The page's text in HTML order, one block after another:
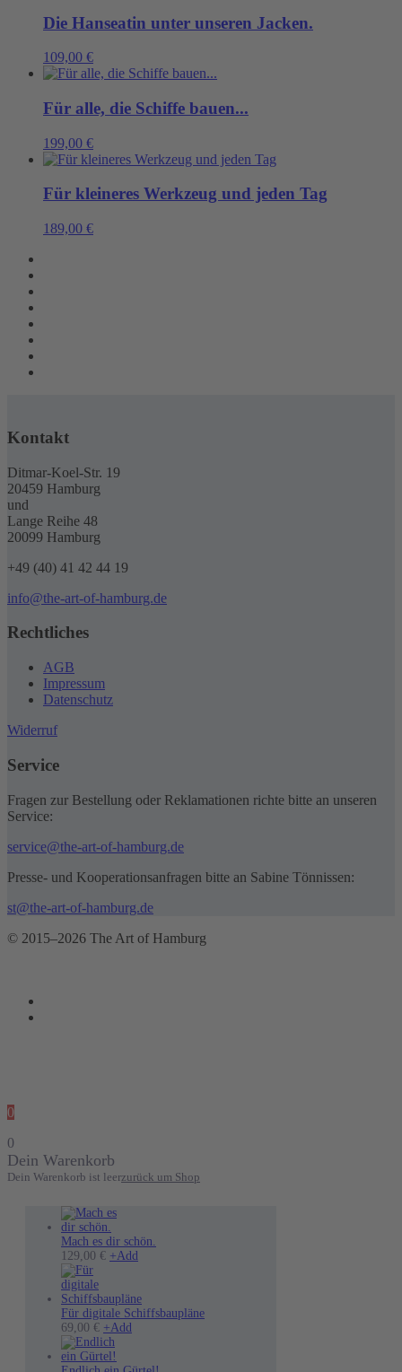
Die Hanseatin unter unseren Jacken.
109,00 €
Für alle, die Schiffe bauen...
199,00 €
Für kleineres Werkzeug und jeden Tag
189,00 €
Kontakt
Ditmar-Koel-Str. 19
20459 Hamburg
und
Lange Reihe 48
20099 Hamburg
+49 (40) 41 42 44 19
info@the-art-of-hamburg.de
Rechtliches
AGB
Impressum
Datenschutz
Widerruf
Service
Fragen zur Bestellung oder Reklamationen richte bitte an unseren
Service:
service@the-art-of-hamburg.de
Presse- und Kooperationsanfragen bitte an Sabine Tönnissen:
st@the-art-of-hamburg.de
© 2015–2026 The Art of Hamburg
0
0
Dein Warenkorb
Dein Warenkorb ist leerzurück um Shop
Mach es dir schön.
129,00 € +Add
mehrere
Varianten
können
Für digitale Schiffsbaupläne
69,00 € +Add
mehrere